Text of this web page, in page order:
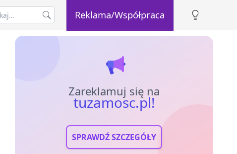
Reklama/Współpraca
Zareklamuj się na
tuzamosc.pl!
SPRAWDŹ SZCZEGÓŁY